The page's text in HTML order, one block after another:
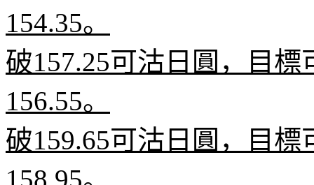
154.35。
破157.25可沽日圓，目標
156.55。
破159.65可沽日圓，目標